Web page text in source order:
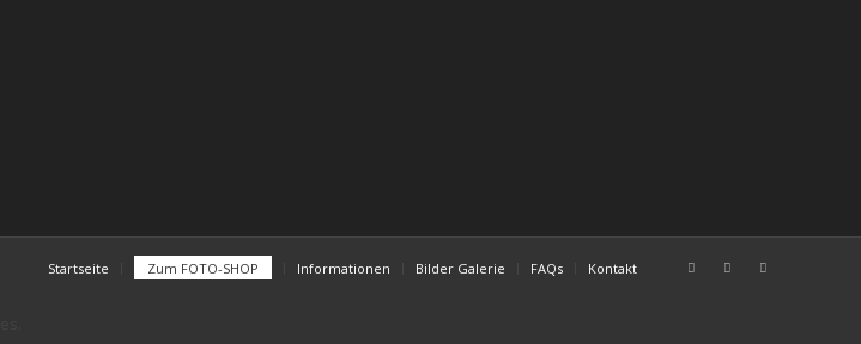
Startseite Zum FOTO-SHOP Informationen Bilder Galerie FAQs Kontakt